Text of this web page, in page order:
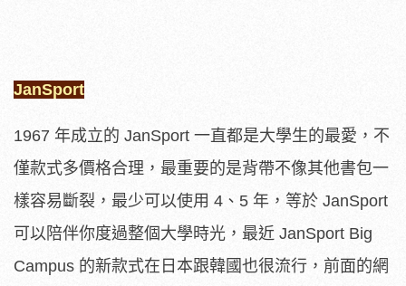
JanSport
1967 年成立的 JanSport 一直都是大學生的最愛，不
僅款式多價格合理，最重要的是背帶不像其他書包一
樣容易斷裂，最少可以使用 4、5 年，等於 JanSport
可以陪伴你度過整個大學時光，最近 JanSport Big
Campus 的新款式在日本跟韓國也很流行，前面的網